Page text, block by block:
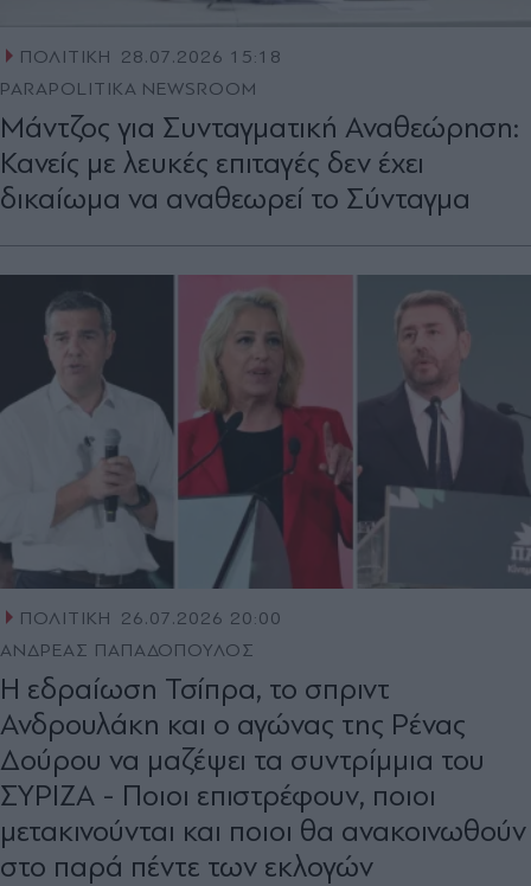
ΠΟΛΙΤΙΚΗ
28.07.2026 15:18
PARAPOLITIKA NEWSROOM
Μάντζος για Συνταγματική Αναθεώρηση:
Κανείς με λευκές επιταγές δεν έχει
δικαίωμα να αναθεωρεί το Σύνταγμα
ΠΟΛΙΤΙΚΗ
26.07.2026 20:00
ΑΝΔΡΕΑΣ ΠΑΠΑΔΟΠΟΥΛΟΣ
Η εδραίωση Τσίπρα, το σπριντ
Ανδρουλάκη και ο αγώνας της Ρένας
∆ούρου να µαζέψει τα συντρίµµια του
ΣΥΡΙΖΑ - Ποιοι επιστρέφουν, ποιοι
µετακινούνται και ποιοι θα ανακοινωθούν
στο παρά πέντε των εκλογών